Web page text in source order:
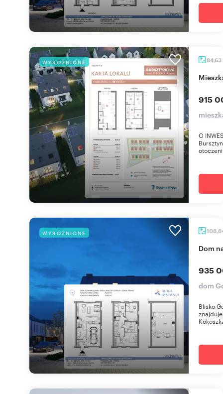
WYRÓŻNIONE 84,63
915
O
WYRÓŻNIONE
dom
935
dom
Blisko